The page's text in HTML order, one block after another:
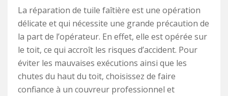
La réparation de tuile faîtière est une opération
délicate et qui nécessite une grande précaution de
la part de l’opérateur. En effet, elle est opérée sur
le toit, ce qui accroît les risques d’accident. Pour
éviter les mauvaises exécutions ainsi que les
chutes du haut du toit, choisissez de faire
confiance à un couvreur professionnel et